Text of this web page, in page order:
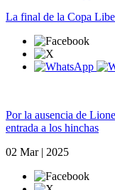
La final de la Copa
Por la ausencia de
entrada a los hinchas
02 Mar | 2025